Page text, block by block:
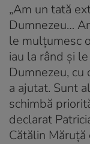
„Am un tată
Dumnezeu…
le mulțumesc
iau la rând și
Dumnezeu, cu
a ajutat. Sunt
schimbă
declarat
Cătălin Măruță